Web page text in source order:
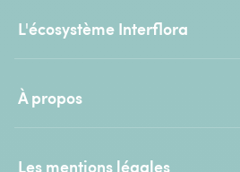
L'écosystème Interflora
À propos
Les mentions légales